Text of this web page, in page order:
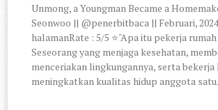
Unmong, a Youngman Became a
Seonwoo || @penerbitbaca || Februari,
halamanRate : 5/5 ⭐"Apa itu pekerja
Seseorang yang menjaga kesehatan,
menceriakan lingkungannya, serta
meningkatkan kualitas hidup anggota